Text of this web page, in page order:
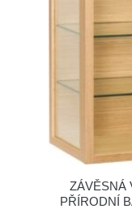
ZÁVĚSNÁ
PŘÍRODNÍ